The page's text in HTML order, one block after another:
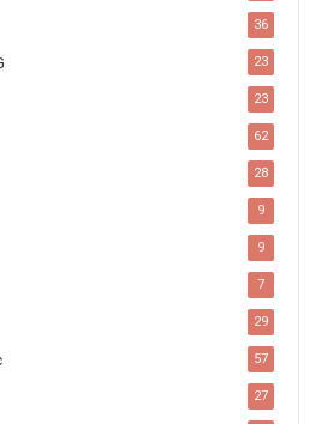
36
23
23
62
28
9
9
7
29
57
27